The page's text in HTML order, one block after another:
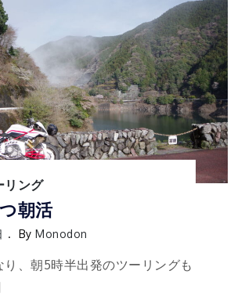
リング
朝活
ByMonodon
り、朝5時半出発のツーリングも